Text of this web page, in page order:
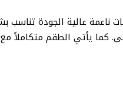
ناعمة عالية الجودة تناسب
كما يأتي الطقم متكاملاً